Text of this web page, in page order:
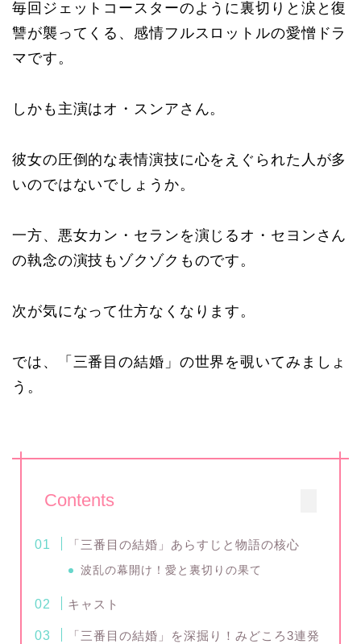
毎回ジェットコースターのように裏切りと涙と復
讐が襲ってくる、感情フルスロットルの愛憎ドラ
マです。
しかも主演はオ・スンアさん。
彼女の圧倒的な表情演技に心をえぐられた人が多
いのではないでしょうか。
一方、悪女カン・セランを演じるオ・セヨンさん
の執念の演技もゾクゾクものです。
次が気になって仕方なくなります。
では、「三番目の結婚」の世界を覗いてみましょ
う。
Contents
「三番目の結婚」あらすじと物語の核心
波乱の幕開け！愛と裏切りの果て
キャスト
「三番目の結婚」を深掘り！みどころ3連発